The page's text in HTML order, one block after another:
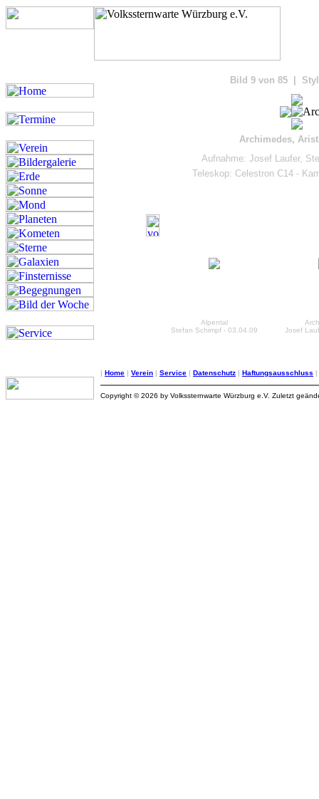
Bild 9 von 85 |
Archimedes,
Aufnahme: Josef Laufer,
Teleskop: Celestron C14 -
Alpental
Stefan Schimpf - 03.04.09
Josef
| Home | Verein | Service | Datenschutz | Haftungsausschluss |
Copyright © 2026 by Volkssternwarte Würzburg e.V. Zuletzt